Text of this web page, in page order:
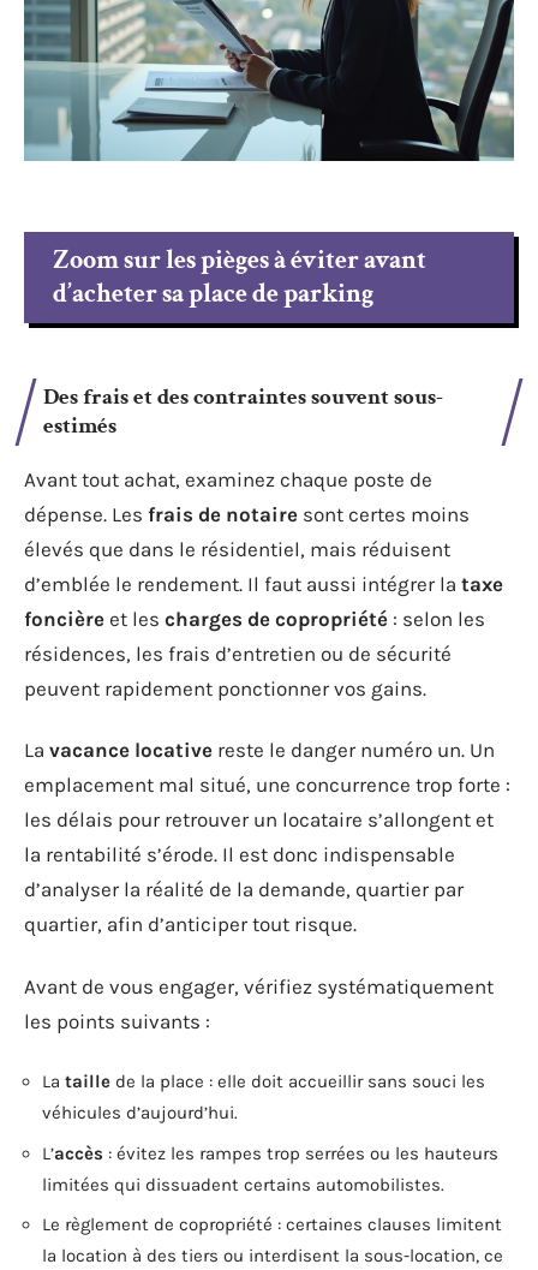
Zoom sur les pièges à éviter avant
d’acheter sa place de parking
Des frais et des contraintes souvent sous-
estimés
Avant tout achat, examinez chaque poste de
dépense. Les frais de notaire sont certes moins
élevés que dans le résidentiel, mais réduisent
d’emblée le rendement. Il faut aussi intégrer la taxe
foncière et les charges de copropriété : selon les
résidences, les frais d’entretien ou de sécurité
peuvent rapidement ponctionner vos gains.
La vacance locative reste le danger numéro un. Un
emplacement mal situé, une concurrence trop forte :
les délais pour retrouver un locataire s’allongent et
la rentabilité s’érode. Il est donc indispensable
d’analyser la réalité de la demande, quartier par
quartier, afin d’anticiper tout risque.
Avant de vous engager, vérifiez systématiquement
les points suivants :
La taille de la place : elle doit accueillir sans souci les
véhicules d’aujourd’hui.
L’accès : évitez les rampes trop serrées ou les hauteurs
limitées qui dissuadent certains automobilistes.
Le règlement de copropriété : certaines clauses limitent
la location à des tiers ou interdisent la sous-location, ce